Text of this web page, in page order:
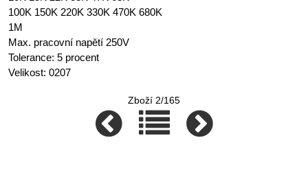
100K 150K 220K 330K 470K 680K
1M
Max. pracovní napětí 250V
Tolerance: 5 procent
Velikost: 0207
Zboží 2/165